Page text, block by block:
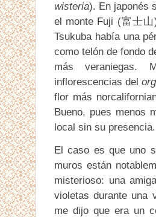
wisteria). En japonés
el monte Fuji (富士
Tsukuba había una
como telón de fondo
más veraniegas.
inflorescencias del
flor más
Bueno, pues menos
local sin su presencia.
El caso es que uno
muros están
misterioso: una
violetas durante una
me dijo que era un